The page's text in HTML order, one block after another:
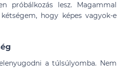
próbálkozás lesz. Magammal
hogy képes vagyok-e
a túlsúlyomba. Nem